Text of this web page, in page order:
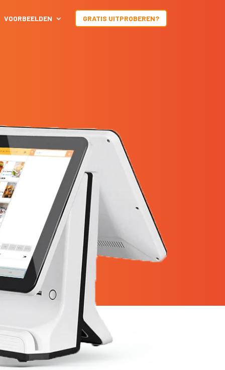
VOORBEELDEN GRATIS UITPROBEREN?